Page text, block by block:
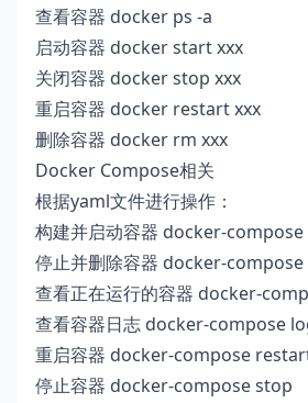
查看容器 docker ps -a
启动容器 docker start xxx
关闭容器 docker stop xxx
重启容器 docker restart xxx
删除容器 docker rm xxx
Docker Compose相关
根据yaml文件进行操作：
构建并启动容器 docker-compose
停止并删除容器 docker-
查看正在运行的容器 docker-
查看容器日志 docker-compose
重启容器 docker-compose
停止容器 docker-compose stop